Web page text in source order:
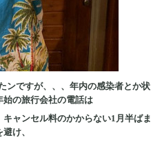
ンですが、、、年内の感染者とか状
の旅行会社の電話は
ャンセル料のかからない1月半ばま
け、